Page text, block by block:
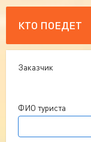
КТО ПОЕДЕТ
Заказчик
ФИО туриста